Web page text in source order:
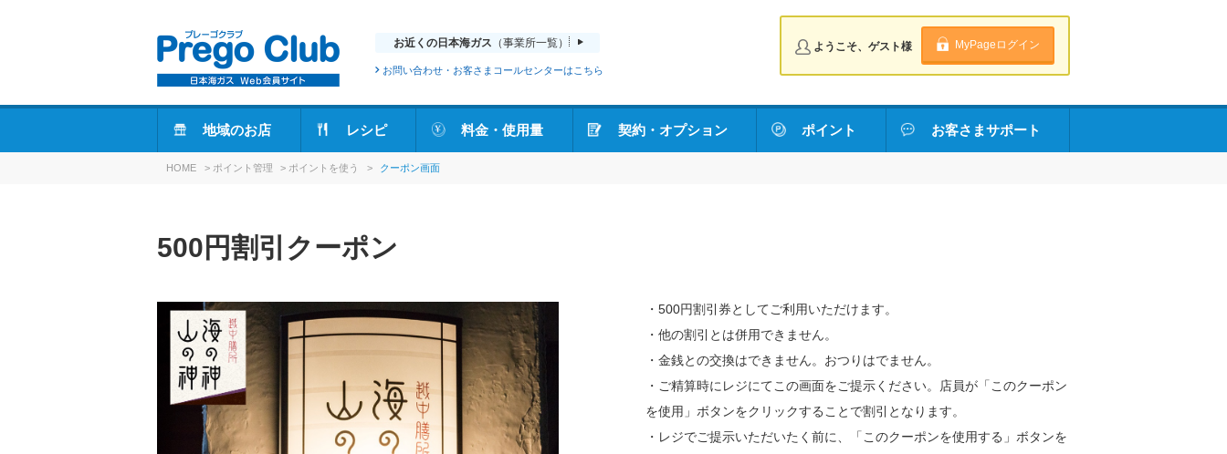
お近くの日本海ガス （事業所一覧）
お問い合わせ・お客さまコールセンターはこちら
ようこそ、ゲスト様 MyPageログイン
地域のお店 レシピ 料金・使用量 契約・オプション ポイント お客さまサポート
HOME > ポイント管理 > ポイントを使う > クーポン画面
500円割引クーポン
・500円割引券としてご利用いただけます。
・他の割引とは併用できません。
・金銭との交換はできません。おつりはでません。
・ご精算時にレジにてこの画面をご提示ください。店員が「このクーポン
を使用」ボタンをクリックすることで割引となります。
・レジでご提示いただいたく前に、「このクーポンを使用する」ボタンを